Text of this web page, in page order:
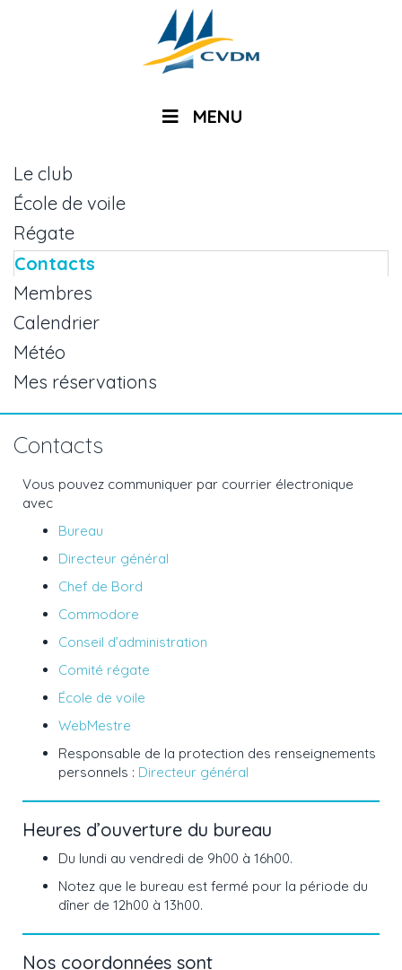
MENU
Le club
École de voile
Régate
Contacts
Membres
Calendrier
Météo
Mes réservations
Contacts
Vous pouvez communiquer par courrier électronique
avec
Bureau
Directeur général
Chef de Bord
Commodore
Conseil d’administration
Comité régate
École de voile
WebMestre
Responsable de la protection des renseignements
personnels : Directeur général
Heures d’ouverture du bureau
Du lundi au vendredi de 9h00 à 16h00.
Notez que le bureau est fermé pour la période du
dîner de 12h00 à 13h00.
Nos coordonnées sont